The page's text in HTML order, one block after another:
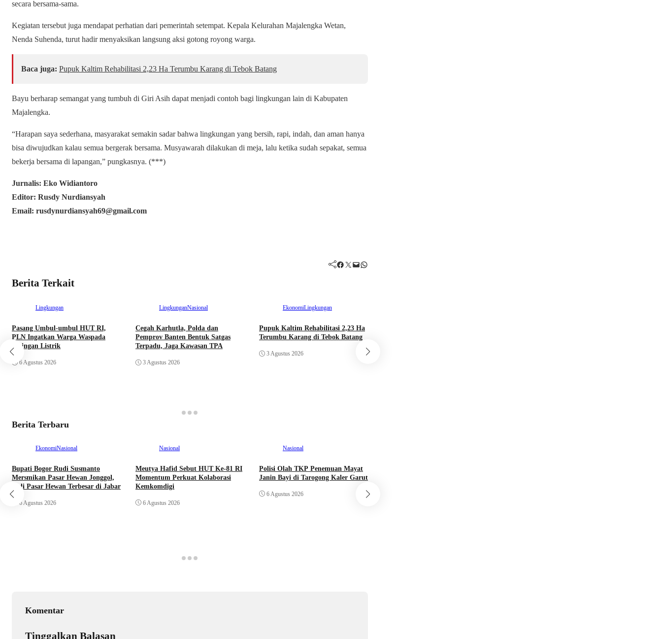
secara bersama-sama.
Kegiatan tersebut juga mendapat perhatian dari pemerintah setempat. Kepala Kelurahan Majalengka Wetan,
Nenda Suhenda, turut hadir menyaksikan langsung aksi gotong royong warga.
Baca juga: Pupuk Kaltim Rehabilitasi 2,23 Ha Terumbu Karang di Tebok Batang
Bayu berharap semangat yang tumbuh di Giri Asih dapat menjadi contoh bagi lingkungan lain di Kabupaten
Majalengka.
“Harapan saya sederhana, masyarakat semakin sadar bahwa lingkungan yang bersih, rapi, indah, dan aman hanya
bisa diwujudkan kalau semua bergerak bersama. Musyawarah dilakukan di meja, lalu ketika sudah sepakat, semua
bekerja bersama di lapangan,” pungkasnya. (***)
Jurnalis: Eko Widiantoro
Editor: Rusdy Nurdiansyah
Email: rusdynurdiansyah69@gmail.com
Facebook Twitter Mail WhatsApp
Berita Terkait
Lingkungan
Pasang Umbul-umbul HUT RI,
PLN Ingatkan Warga Waspada
Jaringan Listrik
6 Agustus 2026
LingkunganNasional
Cegah Karhutla, Polda dan
Pemprov Banten Bentuk Satgas
Terpadu, Jaga Kawasan TPA
3 Agustus 2026
EkonomiLingkungan
Pupuk Kaltim Rehabilitasi 2,23 Ha
Terumbu Karang di Tebok Batang
3 Agustus 2026
Berita Terbaru
EkonomiNasional
Bupati Bogor Rudi Susmanto
Mersmikan Pasar Hewan Jonggol,
Jadi Pasar Hewan Terbesar di Jabar
6 Agustus 2026
Nasional
Meutya Hafid Sebut HUT Ke-81 RI
Momentum Perkuat Kolaborasi
Kemkomdigi
6 Agustus 2026
Nasional
Polisi Olah TKP Penemuan Mayat
Janin Bayi di Tarogong Kaler Garut
6 Agustus 2026
Komentar
Tinggalkan Balasan